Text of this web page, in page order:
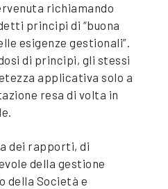
richiamando
principi di “buona
esigenze gestionali”.
di principi, gli stessi
applicativa solo a
resa di volta in
dei rapporti, di
della gestione
della Società e